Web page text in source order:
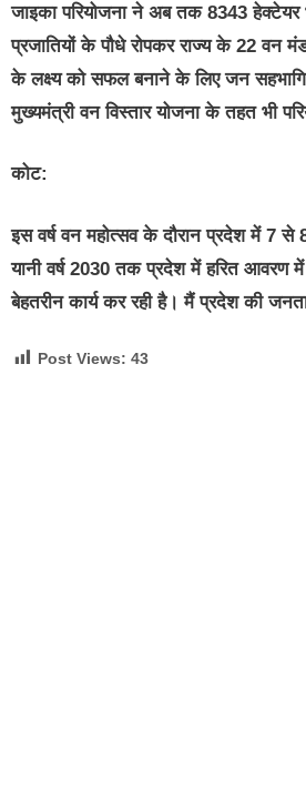
जाइका परियोजना ने अब तक 8343 हेक्टेयर
प्रजातियों के पौधे रोपकर राज्य के 22 वन
के लक्ष्य को सफल बनाने के लिए जन
मुख्यमंत्री वन विस्तार योजना के तहत भी
कोट:
इस वर्ष वन महोत्सव के दौरान प्रदेश में 7 से
यानी वर्ष 2030 तक प्रदेश में हरित आवरण में
बेहतरीन कार्य कर रही है। मैं प्रदेश की
Post Views: 43